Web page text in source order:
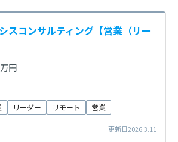
スコンサルティング【営業（リー
円
リーダー リモート 営業
更新日2026.3.11